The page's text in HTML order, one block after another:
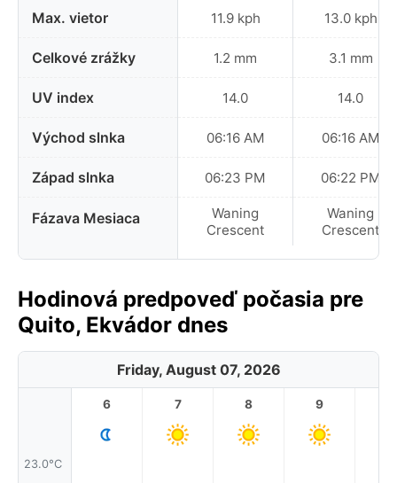
Max. vietor
Celkové zrážky
UV index
Východ slnka
Západ slnka
Fázava Mesiaca
11.9 kph
1.2 mm
14.0
06:16 AM
06:23 PM
Waning
Crescent
13.0 kph
3.1 mm
14.0
06:16 AM
06:22 PM
Waning
Crescent
Hodinová predpoveď počasia pre
Quito, Ekvádor dnes
Friday, August 07, 2026
23.0°C
6 7 8 9